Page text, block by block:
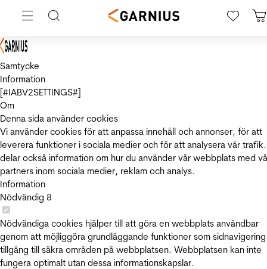
Samtycke
Information
[#IABV2SETTINGS#]
Om
Denna sida använder cookies
Vi använder cookies för att anpassa innehåll och annonser, för att
leverera funktioner i sociala medier och för att analysera vår
delar också information om hur du använder vår webbplats med
partners inom sociala medier, reklam och analys.
Information
Nödvändig 8
Nödvändiga cookies hjälper till att göra en webbplats användbar
genom att möjliggöra grundläggande funktioner som
tillgång till säkra områden på webbplatsen. Webbplatsen kan inte
fungera optimalt utan dessa informationskapslar.